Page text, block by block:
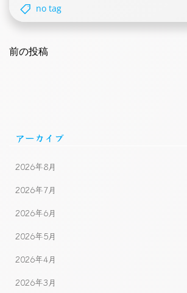
no tag
navigation
前の投稿
アーカイブ
2026年8月
2026年7月
2026年6月
2026年5月
2026年4月
2026年3月